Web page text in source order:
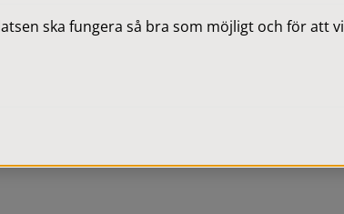
ska fungera så bra som möjligt och för att vi